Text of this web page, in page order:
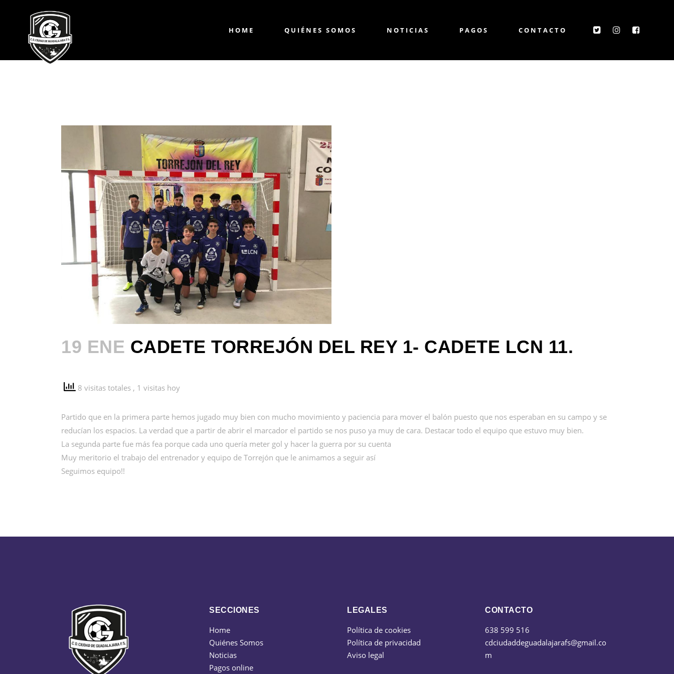
HOME QUIÉNES SOMOS NOTICIAS PAGOS CONTACTO
19 ENE CADETE TORREJÓN DEL REY 1- CADETE LCN 11.
8 visitas totales , 1 visitas hoy
Partido que en la primera parte hemos jugado muy bien con mucho movimiento y paciencia para mover el balón puesto que nos esperaban en su campo y se
reducían los espacios. La verdad que a partir de abrir el marcador el partido se nos puso ya muy de cara. Destacar todo el equipo que estuvo muy bien.
La segunda parte fue más fea porque cada uno quería meter gol y hacer la guerra por su cuenta
Muy meritorio el trabajo del entrenador y equipo de Torrejón que le animamos a seguir así
Seguimos equipo!!
SECCIONES
Home
Quiénes Somos
Noticias
Pagos online
LEGALES
Política de cookies
Política de privacidad
Aviso legal
CONTACTO
638 599 516
cdciudaddeguadalajarafs@gmail.co
m